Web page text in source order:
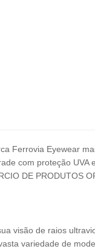
Ferrovia Eyewear
com proteção UVA
DE PRODUTOS
visão de raios
variedade de